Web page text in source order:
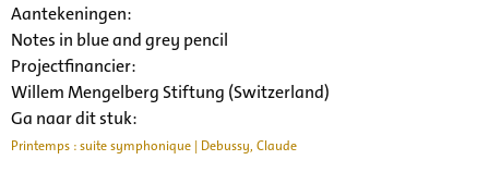
Aantekeningen:
Notes in blue and grey pencil
Projectfinancier:
Willem Mengelberg Stiftung (Switzerland)
Ga naar dit stuk:
Printemps : suite symphonique | Debussy, Claude